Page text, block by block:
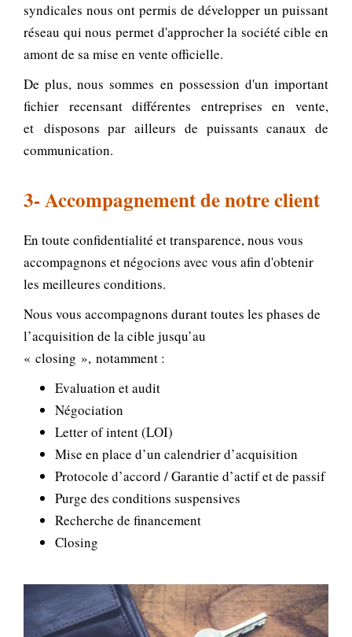
syndicales nous ont permis de développer un puissant
réseau qui nous permet d'approcher la société cible en
amont de sa mise en vente officielle.
De plus, nous sommes en possession d'un important
fichier recensant différentes entreprises en vente,
et disposons par ailleurs de puissants canaux de
communication.
3- Accompagnement de notre client
En toute confidentialité et transparence,nous vous
accompagnons et négocions avec vous afin d'obtenir
les meilleures conditions.
Nous vous accompagnons durant toutes les phases de
l’acquisition de la cible jusqu’au
« closing », notamment :
Evaluation et audit
Négociation
Letter of intent (LOI)
Mise en place d’un calendrier d’acquisition
Protocole d’accord / Garantie d’actif et de passif
Purge des conditions suspensives
Recherche de financement
Closing